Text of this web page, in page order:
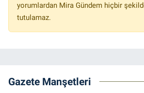
yorumlardan Mira Gündem hiçbir
tutulamaz.
Gazete Manşetleri